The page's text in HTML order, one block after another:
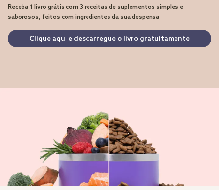
Receba 1 livro grátis com 3 receitas de suplementos simples e
saborosos, feitos com ingredientes da sua despensa
Clique aqui e descarregue o livro gratuitamente